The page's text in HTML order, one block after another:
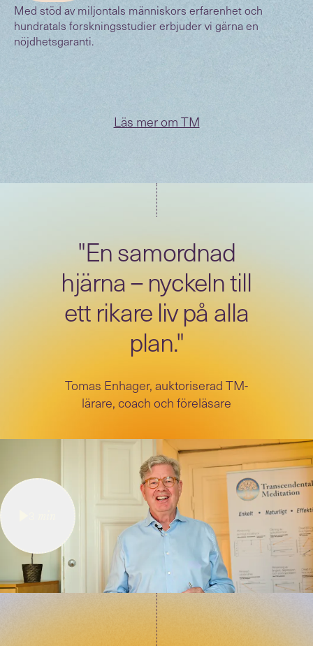
Med stöd av miljontals människors erfarenhet och
hundratals forskningsstudier erbjuder vi gärna en
nöjdhetsgaranti.
Läs mer om TM
"En samordnad
hjärna – nyckeln till
ett rikare liv på alla
plan."
Tomas Enhager, auktoriserad TM-
lärare, coach och föreläsare